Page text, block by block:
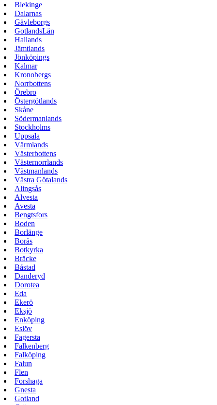
Blekinge
Dalarnas
Gävleborgs
GotlandsLän
Hallands
Jämtlands
Jönköpings
Kalmar
Kronobergs
Norrbottens
Örebro
Östergötlands
Skåne
Södermanlands
Stockholms
Uppsala
Värmlands
Västerbottens
Västernorrlands
Västmanlands
Västra Götalands
Alingsås
Alvesta
Avesta
Bengtsfors
Boden
Borlänge
Borås
Botkyrka
Bräcke
Båstad
Danderyd
Dorotea
Eda
Ekerö
Eksjö
Enköping
Eslöv
Fagersta
Falkenberg
Falköping
Falun
Flen
Forshaga
Gnesta
Gotland